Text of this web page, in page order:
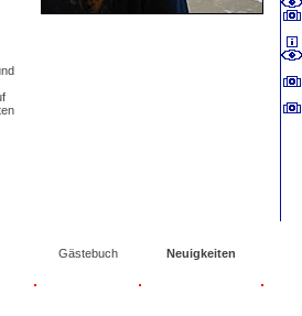
Gästebuch Neuigkeiten